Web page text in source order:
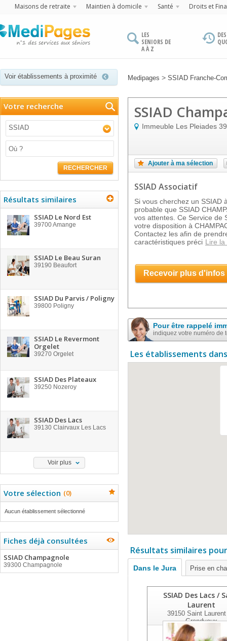
Maisons de retraite Maintien à domicile Santé Droits et
LES
SENIORS DE
A À Z
Voir établissements à proximité Medipages > SSIAD Franche-
Votre recherche
SSIAD
RECHERCHER
Résultats similaires
SSIAD Le Nord Est
39700Amange
SSIAD Le Beau Suran
39190 Beaufort
SSIAD Du Parvis / Poligny
39800 Poligny
SSIAD Le Revermont
Orgelet
39270 Orgelet
SSIAD Des Plateaux
39250 Nozeroy
SSIAD Des Lacs
39130 Clairvaux Les Lacs
Voir plus
Votre sélection (0)
Aucun établissement sélectionné
Fiches déjà consultées
SSIAD Champagnole
39300 Champagnole
SSIAD
Immeuble Les Pleiades
Ajouter à ma sélection
SSIAD Associatif
Si vous cherchez un SSIAD
probable que SSIAD
vos attentes. Ce Service de
votre disposition à
Contactez les afin de
caractéristiques préci Lire la
Recevoir plus d'infos
Pour être rappelé
indiquez votre numéro de
Les établissements
Résultats similaires
Dans le Jura Prise en
SSIAD Des Lacs /
Laurent
39150Saint Laurent
Grandvaux